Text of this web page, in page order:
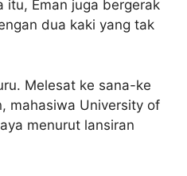
itu, Eman juga bergerak
dua kaki yang tak
Melesat ke sana-ke
mahasiwa University of
menurut lansiran